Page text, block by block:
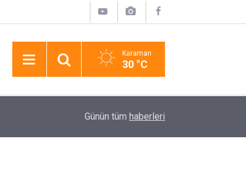
Karaman
30 °C
Niğde’de İki Otomobil Çarpıştı: 4 Yaralı
Günün tüm haberleri